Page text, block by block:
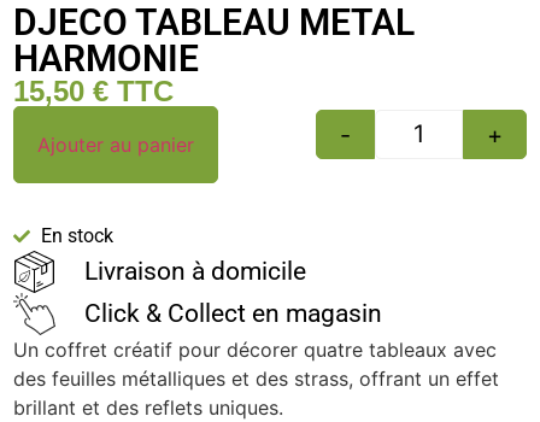
DJECO TABLEAU METAL
HARMONIE
15,50€ TTC
- +
Ajouter au panier
En stock
Livraison à domicile
Click & Collect en magasin
Un coffret créatif pour décorer quatre tableaux avec
des feuilles métalliques et des strass, offrant un effet
brillant et des reflets uniques.